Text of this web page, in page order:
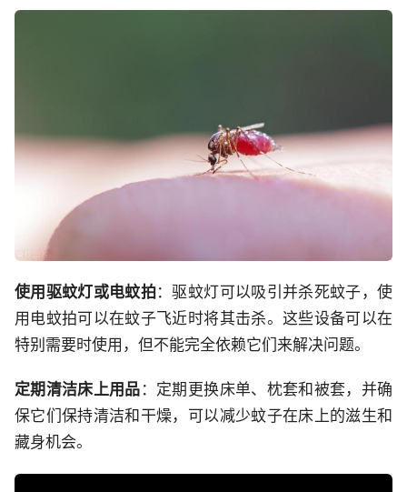
使用驱蚊灯或电蚊拍：驱蚊灯可以吸引并杀死蚊子，使
用电蚊拍可以在蚊子飞近时将其击杀。这些设备可以在
特别需要时使用，但不能完全依赖它们来解决问题。
定期清洁床上用品 ：定期更换床单、枕套和被套，并确
保它们保持清洁和干燥，可以减少蚊子在床上的滋生和
藏身机会。